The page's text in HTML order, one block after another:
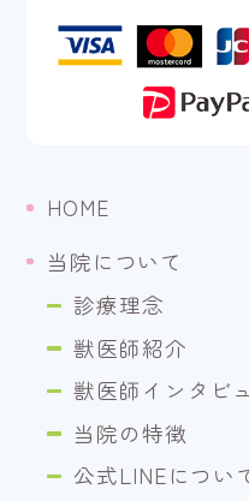
HOME
当院について
診療理念
獣医師紹介
獣医師インタビ
当院の特徴
公式LINEについ